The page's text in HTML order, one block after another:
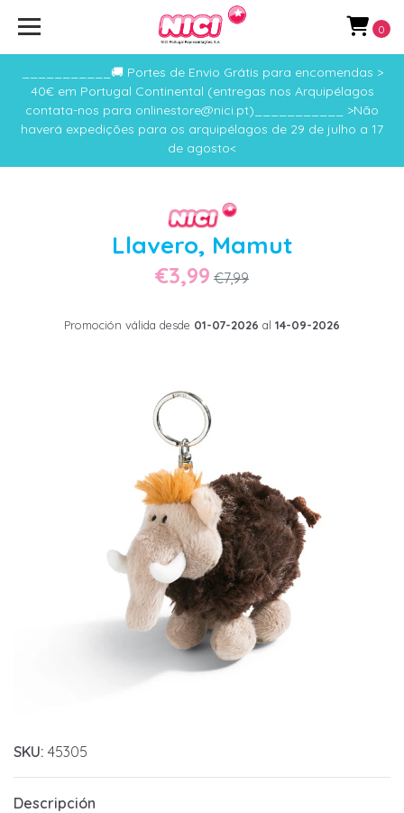
___________🚚 Portes de Envio Grátis para encomendas >
40€ em Portugal Continental (entregas nos Arquipélagos
contata-nos para onlinestore@nici.pt)___________ >Não
haverá expedições para os arquipélagos de 29 de julho a 17
de agosto<
0
Llavero, Mamut
€3,99 €7,99
Promoción válida desde 01-07-2026 al 14-09-2026
SKU: 45305
Descripción